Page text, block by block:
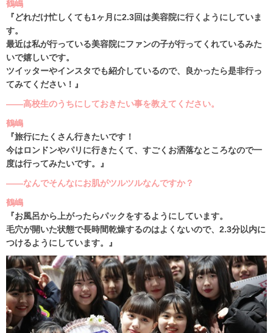
鶴嶋
『どれだけ忙しくても1ヶ月に2.3回は美容院に行くようにしていま
す。
最近は私が行っている美容院にファンの子が行ってくれているみた
いで嬉しいです。
ツイッターやインスタでも紹介しているので、良かったら是非行っ
てみてください！』
――高校生のうちにしておきたい事を教えてください。
鶴嶋
『旅行にたくさん行きたいです！
今はロンドンやパリに行きたくて、すごくお洒落なところなので一
度は行ってみたいです。』
――なんでそんなにお肌がツルツルなんですか？
鶴嶋
『お風呂から上がったらパックをするようにしています。
毛穴が開いた状態で長時間乾燥するのはよくないので、2.3分以内に
つけるようにしています。』